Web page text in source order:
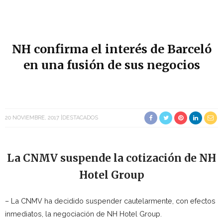
NH confirma el interés de Barceló
en una fusión de sus negocios
20 NOVIEMBRE, 2017 DESTACADOS
La CNMV suspende la cotización de NH
Hotel Group
– La CNMV ha decidido suspender cautelarmente, con efectos
inmediatos, la negociación de NH Hotel Group.